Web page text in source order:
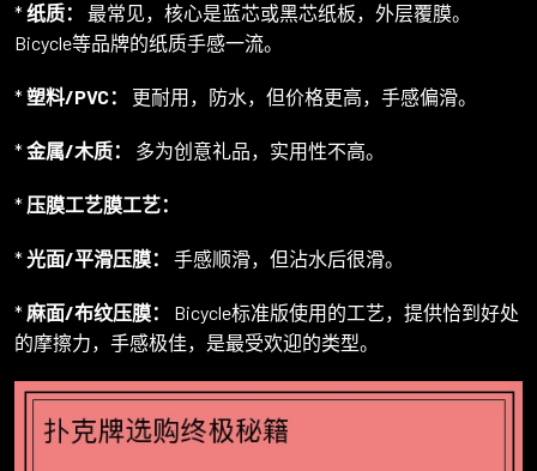
*纸质：
最常见，核心是蓝芯或黑芯纸板，外层覆膜。
Bicycle等品牌的纸质手感一流。
*塑料/PVC： 更耐用，防水，但价格更高，手感偏滑。
*金属/木质： 多为创意礼品，实用性不高。
* 压膜工艺膜工艺：
*光面/平滑压膜： 手感顺滑，但沾水后很滑。
* 麻面/布纹压膜：
Bicycle标准版使用的工艺，提供恰到好处
的摩擦力，手感极佳，是最受欢迎的类型。